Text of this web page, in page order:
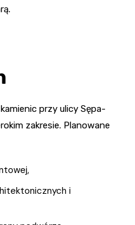
przy ulicy Sępa-
zakresie. Planowane
i